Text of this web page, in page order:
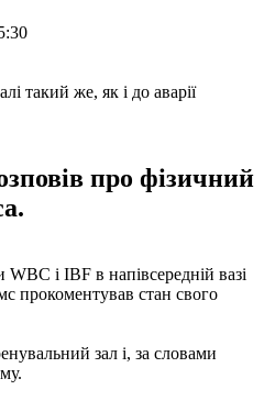
про фізичний
і IBF в напівсередній вазі
прокоментував стан свого
зал і, за словами